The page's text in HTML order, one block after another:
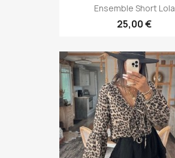
Ensemble Short Lola
25,00 €